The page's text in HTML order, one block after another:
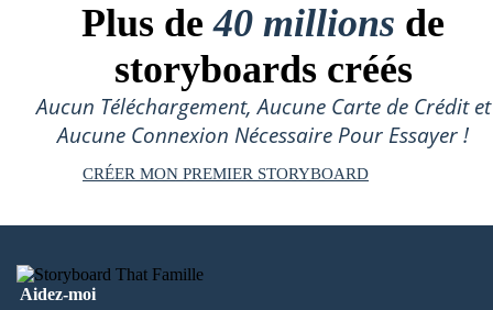
Plus de40 millions de
storyboards créés
Aucun Téléchargement, Aucune Carte de Crédit et
Aucune Connexion Nécessaire Pour Essayer !
CRÉER MON PREMIER STORYBOARD
Aidez-moi